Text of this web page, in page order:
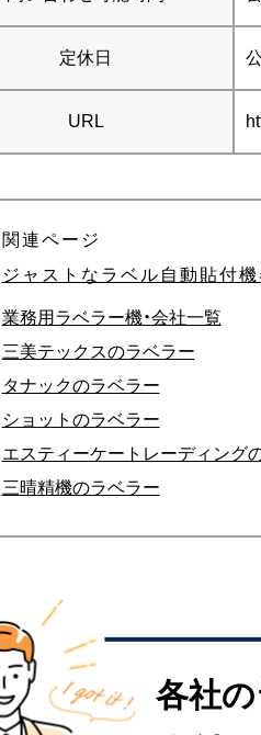
定休日
URL
関連ページ
ジャストなラベル自動貼付機
業務用ラベラー機・会社一覧
三美テックスのラベラー
タナックのラベラー
ショットのラベラー
エスティーケートレーディング
三晴精機のラベラー
各社